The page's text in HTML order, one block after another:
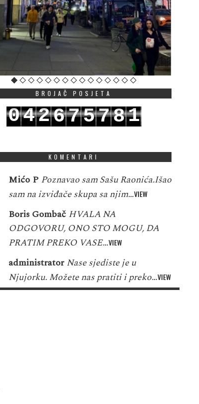
BROJAČ POSJETA
042675781
KOMENTARI
Mićo P Poznavao sam Sašu Raonića.Išao
sam na izviđače skupa sa njim…VIEW
Boris Gombač HVALA NA
ODGOVORU, ONO STO MOGU, DA
PRATIM PREKO VASE…VIEW
administrator Nase sjediste je u
Njujorku. Možete nas pratiti i preko…VIEW